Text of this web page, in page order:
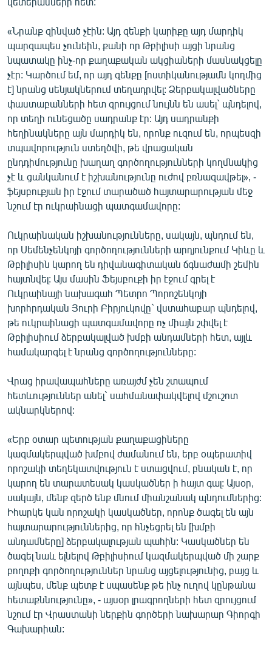
«Նրանք զինված չէին: Այդ զենքի կարիքը այդ մարդիկ
պարզապես չունեին, քանի որ Թբիլիսի այցի նրանց
նպատակը ինչ-որ քաղաքական ակցիաների մասնակցելը
չէր: Կարծում եմ, որ այդ զենքը [ոստիկանությամն կողմից
է] նրանց սենյակներում տեղադրվել: Ձերբակալվածները
փաստաբանների հետ զրույցում նույնն են ասել` պնդելով,
որ տեղի ունեցածը սադրանք էր: Այդ սադրանքի
հեղինակները այն մարդիկ են, որոնք ուզում են, որպեսզի
տպավորություն ստեղծվի, թե վրացական
ընդդիմությունը խաղաղ գործողությունների կողմնակից
չէ և ցանկանում է իշխանությունը ուժով բռնազավթել», -
ֆեյսբուքյան իր էջում տարածած հայտարարության մեջ
նշում էր ուկրաինացի պատգամավորը:
Ուկրաինական իշխանությունները, սակայն, պնդում են,
որ Սեմենչենկոյի գործողությունների արդյունքում Կիևը և
Թբիլիսին կարող են դիվանագիտական ճգնաժամի շեմին
հայտնվել: Այս մասին Ֆեյսբուքի իր էջում գրել է
Ուկրաինայի նախագահ Պետրո Պորոշենկոյի
խորհրդական Յուրի Բիրյուկովը` վստահաբար պնդելով,
թե ուկրաինացի պատգամավորը ոչ միայն շփվել է
Թբիլիսիում ձերբակալված խմբի անդամների հետ, այլև
համակարգել է նրանց գործողությունները:
Վրաց իրավապահները առայժմ չեն շտապում
հետևություններ անել` սահմանափակվելով մշուշոտ
ակնարկներով:
«Երբ օտար պետության քաղաքացիները
կազմակերպված խմբով ժամանում են, երբ օպերատիվ
որոշակի տեղեկատվություն է ստացվում, բնական է, որ
կարող են տարատեսակ կասկածներ ի հայտ գալ: Այսօր,
սակայն, մենք զերծ ենք մնում միանշանակ պնդումներից:
Իհարկե կան որոշակի կասկածներ, որոնք ծագել են այն
հայտարարություններից, որ հնչեցրել են [խմբի
անդամները] ձերբակալության պահին: Կասկածներ են
ծագել նաև ելնելով Թբիլիսիում կազմակերպված մի շարք
բողոքի գործողություններ նրանց այցելությունից, բայց և
այնպես, մենք պետք է սպասենք թե ինչ ուղով կընթանա
հետաքննությունը», - այսօր լրագրողների հետ զրույցում
նշում էր Վրաստանի ներքին գործերի նախարար Գիորգի
Գախարիան: